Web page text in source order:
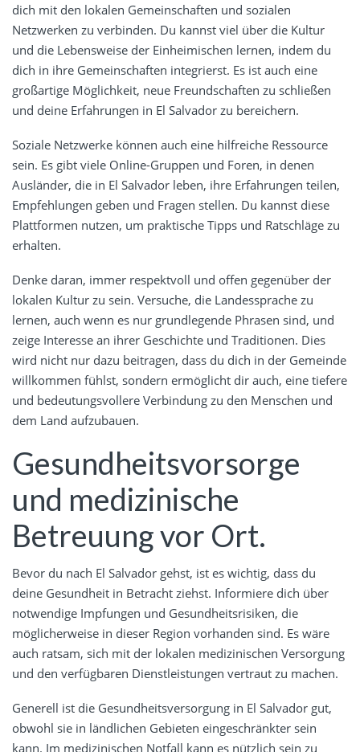
dich mit den lokalen Gemeinschaften und sozialen
Netzwerken zu verbinden. Du kannst viel über die Kultur
und die Lebensweise der Einheimischen lernen, indem du
dich in ihre Gemeinschaften integrierst. Es ist auch eine
großartige Möglichkeit, neue Freundschaften zu schließen
und deine Erfahrungen in El Salvador zu bereichern.
Soziale Netzwerke können auch eine hilfreiche Ressource
sein. Es gibt viele Online-Gruppen und Foren, in denen
Ausländer, die in El Salvador leben, ihre Erfahrungen teilen,
Empfehlungen geben und Fragen stellen. Du kannst diese
Plattformen nutzen, um praktische Tipps und Ratschläge zu
erhalten.
Denke daran, immer respektvoll und offen gegenüber der
lokalen Kultur zu sein. Versuche, die Landessprache zu
lernen, auch wenn es nur grundlegende Phrasen sind, und
zeige Interesse an ihrer Geschichte und Traditionen. Dies
wird nicht nur dazu beitragen, dass du dich in der Gemeinde
willkommen fühlst, sondern ermöglicht dir auch, eine tiefere
und bedeutungsvollere Verbindung zu den Menschen und
dem Land aufzubauen.
Gesundheitsvorsorge
und medizinische
Betreuung vor Ort.
Bevor du nach El Salvador gehst, ist es wichtig, dass du
deine Gesundheit in Betracht ziehst. Informiere dich über
notwendige Impfungen und Gesundheitsrisiken, die
möglicherweise in dieser Region vorhanden sind. Es wäre
auch ratsam, sich mit der lokalen medizinischen Versorgung
und den verfügbaren Dienstleistungen vertraut zu machen.
Generell ist die Gesundheitsversorgung in El Salvador gut,
obwohl sie in ländlichen Gebieten eingeschränkter sein
kann. Im medizinischen Notfall kann es nützlich sein zu